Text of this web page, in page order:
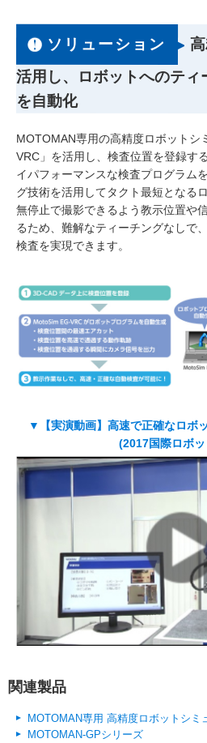
ソリューション
活用し、ロボットへのティ
を自動化
MOTOMAN専用の高精度ロボットシ
VRC」を活用し、検査位置を登録す
イパフォーマンスな検査プログラム
グ技術を活用してタクト最短となる
無停止で撮影できるよう教示位置や
るため、難解なティーチングなしで
検査を実現できます。
▼【実演動画】高速で正確なロボ
(2017国際ロボ
関連製品
MOTOMAN専用 高精度ロボットシミ
MOTOMAN-GPシリーズ